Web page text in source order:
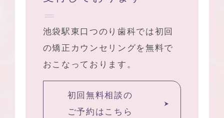
池袋駅東口つのり歯科では初回
の矯正カウンセリングを無料で
おこなっております。
初回無料相談の
ご予約はこちら